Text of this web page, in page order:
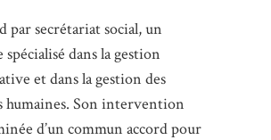
par secrétariat social, un
dans la gestion
et dans la gestion des
humaines. Son intervention
d’un commun accord pour